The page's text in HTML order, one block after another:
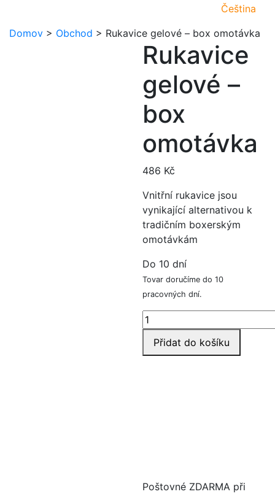
Čeština
Domov > Obchod > Rukavice gelové – box omotávka
Rukavice
gelové –
box
omotávka
486 Kč
Vnitřní rukavice jsou
vynikající alternativou k
tradičním boxerským
omotávkám
Do 10 dní
Tovar doručíme do 10
pracovných dní.
Rukavice
gelové
Přidat do košíku
Poštovné ZDARMA při